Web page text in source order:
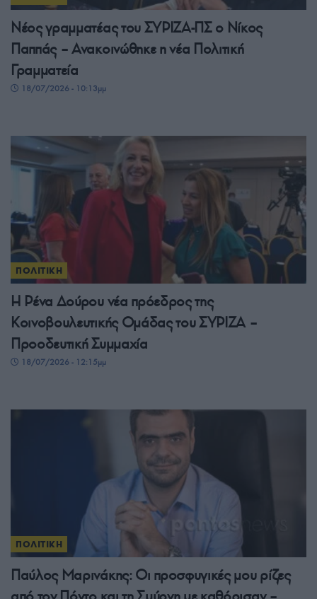
Νέος γραμματέας του ΣΥΡΙΖΑ-ΠΣ ο Νίκος
Παππάς – Ανακοινώθηκε η νέα Πολιτική
Γραμματεία
18/07/2026 - 10:13μμ
ΠΟΛΙΤΙΚΗ
Η Ρένα Δούρου νέα πρόεδρος της
Κοινοβουλευτικής Ομάδας του ΣΥΡΙΖΑ –
Προοδευτική Συμμαχία
18/07/2026 - 12:15μμ
ΠΟΛΙΤΙΚΗ
Παύλος Μαρινάκης: Οι προσφυγικές μου ρίζες